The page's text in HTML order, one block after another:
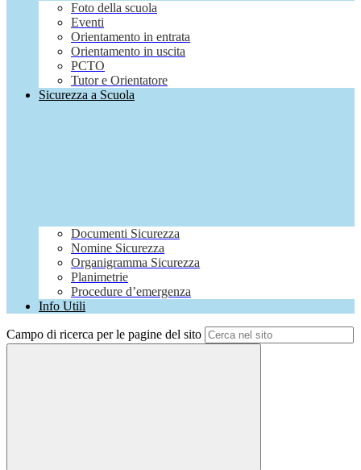
Foto della scuola
Eventi
Orientamento in entrata
Orientamento in uscita
PCTO
Tutor e Orientatore
Sicurezza a Scuola
Documenti Sicurezza
Nomine Sicurezza
Organigramma Sicurezza
Planimetrie
Procedure d’emergenza
Info Utili
Campo di ricerca per le pagine del sito